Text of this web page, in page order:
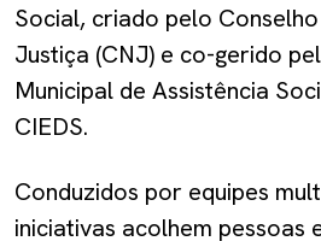
Social, criado pelo
Justiça (CNJ) e co-gerido
Municipal de Assistência
CIEDS.
Conduzidos por equipes
iniciativas acolhem pessoas